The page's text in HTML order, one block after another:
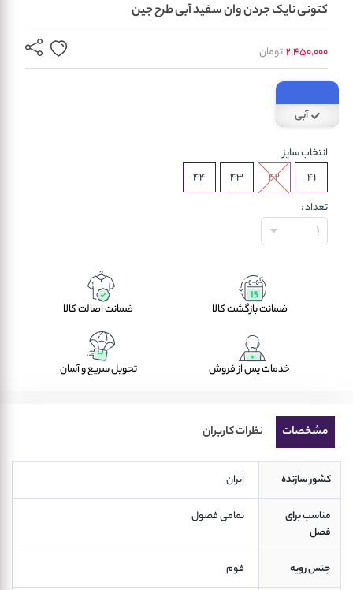
کتونی نایک جردن وان سفید آبی طرح جین
2,450,000تومان
آبی
انتخاب سایز
41
42
43
44
تعداد :
1
ضمانت بازگشت کالا ضمانت اصالت کالا
خدمات پس از فروش تحویل سریع و آسان
مشخصات نظرات کاربران
کشور سازنده
مناسب برای
فصل
جنس رویه